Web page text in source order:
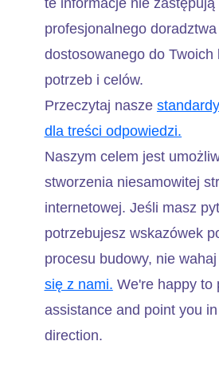
te informacje nie zastępują
profesjonalnego doradztwa
dostosowanego do Twoich
potrzeb i celów.
Przeczytaj nasze
dla treści odpowiedzi.
Naszym celem jest
stworzenia niesamowitej
internetowej. Jeśli masz
potrzebujesz wskazówek
procesu budowy, nie
się z nami. We're happy to
assistance and point you
direction.